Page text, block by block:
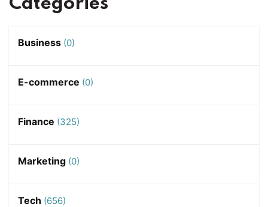
Business (0)
E-commerce (0)
Finance (325)
Marketing (0)
Tech (656)